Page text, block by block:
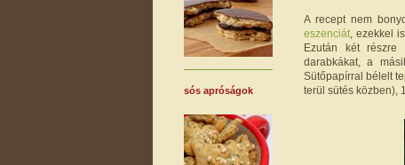
A recept nem
eszenciát , ezekkel
Ezután két részre
darabkákat, a
Sütőpapírral bélelt
terül sütés közben),
sós apróságok